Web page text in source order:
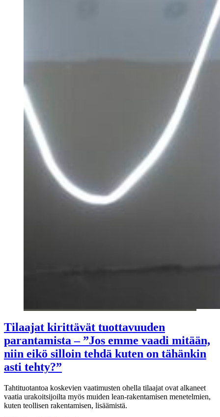
Tilaajat kirittävät tuottavuuden
parantamista – ”Jos emme vaadi mitään,
niin eikö silloin tehdä kuten on tähänkin
asti tehty?”
Tahtituotantoa koskevien vaatimusten ohella tilaajat ovat alkaneet
vaatia urakoitsijoilta myös muiden lean-rakentamisen menetelmien,
kuten teollisen rakentamisen, lisäämistä.